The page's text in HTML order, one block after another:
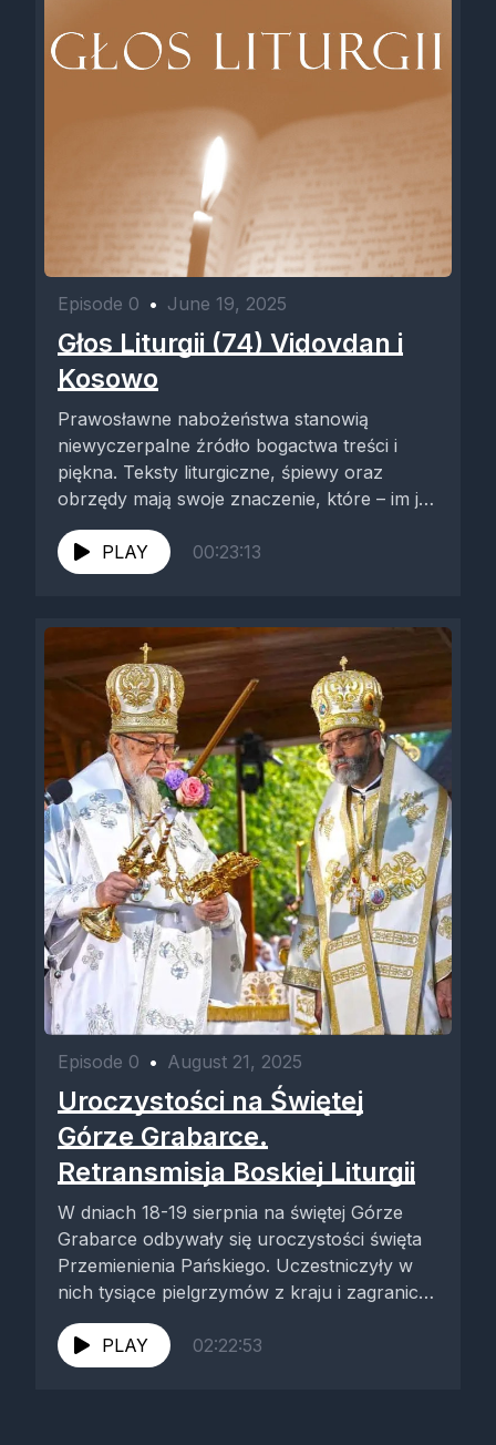
Episode 0 • June 19, 2025
Głos Liturgii (74) Vidovdan i
Kosowo
Prawosławne nabożeństwa stanowią
niewyczerpalne źródło bogactwa treści i
piękna. Teksty liturgiczne, śpiewy oraz
obrzędy mają swoje znaczenie, które – im je
bardziej rozumiemy i...
PLAY
00:23:13
Episode 0 • August 21, 2025
Uroczystości na Świętej
Górze Grabarce.
Retransmisja Boskiej Liturgii
W dniach 18-19 sierpnia na świętej Górze
Grabarce odbywały się uroczystości święta
Przemienienia Pańskiego. Uczestniczyły w
nich tysiące pielgrzymów z kraju i zagranicy.
Tegoroczne...
PLAY
02:22:53